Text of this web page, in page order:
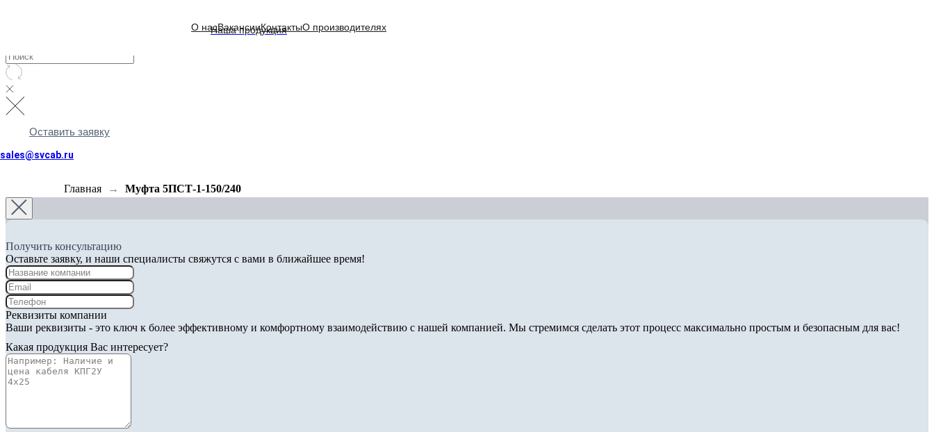
Главная Муфта 5ПСТ-1-150/240
Получить консультацию
Оставьте заявку, и наши специалисты свяжутся с вами в ближайшее время!
Реквизиты компании
Ваши реквизиты - это ключ к более эффективному и комфортному взаимодействию с нашей компанией. Мы стремимся сделать этот процесс максимально простым и безопасным для вас!
Какая продукция Вас интересует?
Наша продукция
О насВакансииКонтактыО производителях
Оставить заявку
sales@svcab.ru